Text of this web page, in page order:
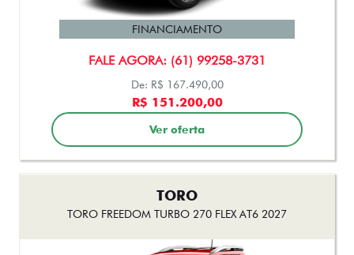
FALE AGORA: (61) 99258-3731
FINANCIAMENTO
De: R$ 167.490,00
R$ 151.200,00